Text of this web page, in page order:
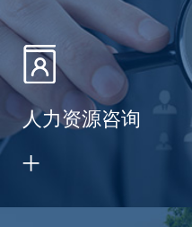
人力资源咨询